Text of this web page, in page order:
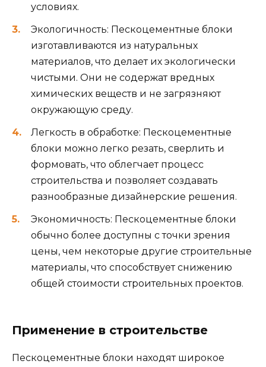
условиях.
Экологичность: Пескоцементные блоки
изготавливаются из натуральных
материалов, что делает их экологически
чистыми. Они не содержат вредных
химических веществ и не загрязняют
окружающую среду.
Легкость в обработке: Пескоцементные
блоки можно легко резать, сверлить и
формовать, что облегчает процесс
строительства и позволяет создавать
разнообразные дизайнерские решения.
Экономичность: Пескоцементные блоки
обычно более доступны с точки зрения
цены, чем некоторые другие строительные
материалы, что способствует снижению
общей стоимости строительных проектов.
Применение в строительстве
Пескоцементные блоки находят широкое